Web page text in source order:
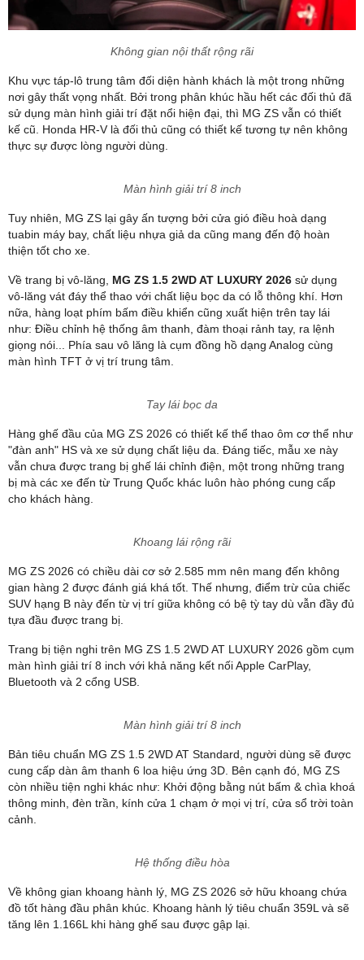
Không gian nội thất rộng rãi
Khu vực táp-lô trung tâm đối diện hành khách là một trong những
nơi gây thất vọng nhất. Bởi trong phân khúc hầu hết các đối thủ đã
sử dụng màn hình giải trí đặt nổi hiện đại, thì MG ZS vẫn có thiết
kế cũ. Honda HR-V là đối thủ cũng có thiết kế tương tự nên không
thực sự được lòng người dùng.
Tuy nhiên, MG ZS lại gây ấn tượng bởi cửa gió điều hoà dạng
tuabin máy bay, chất liệu nhựa giả da cũng mang đến độ hoàn
thiện tốt cho xe.
nữa, hàng loạt phím bấm điều khiển cũng xuất hiện trên tay lái
giọng nói... Phía sau vô lăng là cụm đồng hồ dạng Analog cùng
màn hình TFT ở vị trí trung tâm.
Tay lái bọc da
Hàng ghế đầu của MG ZS 2026 có thiết kế thể thao ôm cơ thể như
"đàn anh" HS và xe sử dụng chất liệu da. Đáng tiếc, mẫu xe này
vẫn chưa được trang bị ghế lái chỉnh điện, một trong những trang